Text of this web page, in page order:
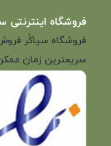
فروشگاه اینترنتی
سریعترین زمان